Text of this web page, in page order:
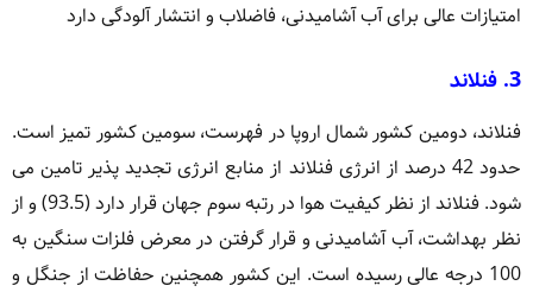
امتیازات عالی برای آب آشامیدنی، فاضلاب و انتشار آلودگی دارد
3. فنلاند
فنلاند، دومین کشور شمال اروپا در فهرست، سومین کشور تمیز است.
حدود 42 درصد از انرژی فنلاند از منابع انرژی تجدید پذیر تامین می
شود. فنلاند از نظر کیفیت هوا در رتبه سوم جهان قرار دارد (93.5) و از
نظر بهداشت، آب آشامیدنی و قرار گرفتن در معرض فلزات سنگین به
100 درجه عالی رسیده است. این کشور همچنین حفاظت از جنگل و